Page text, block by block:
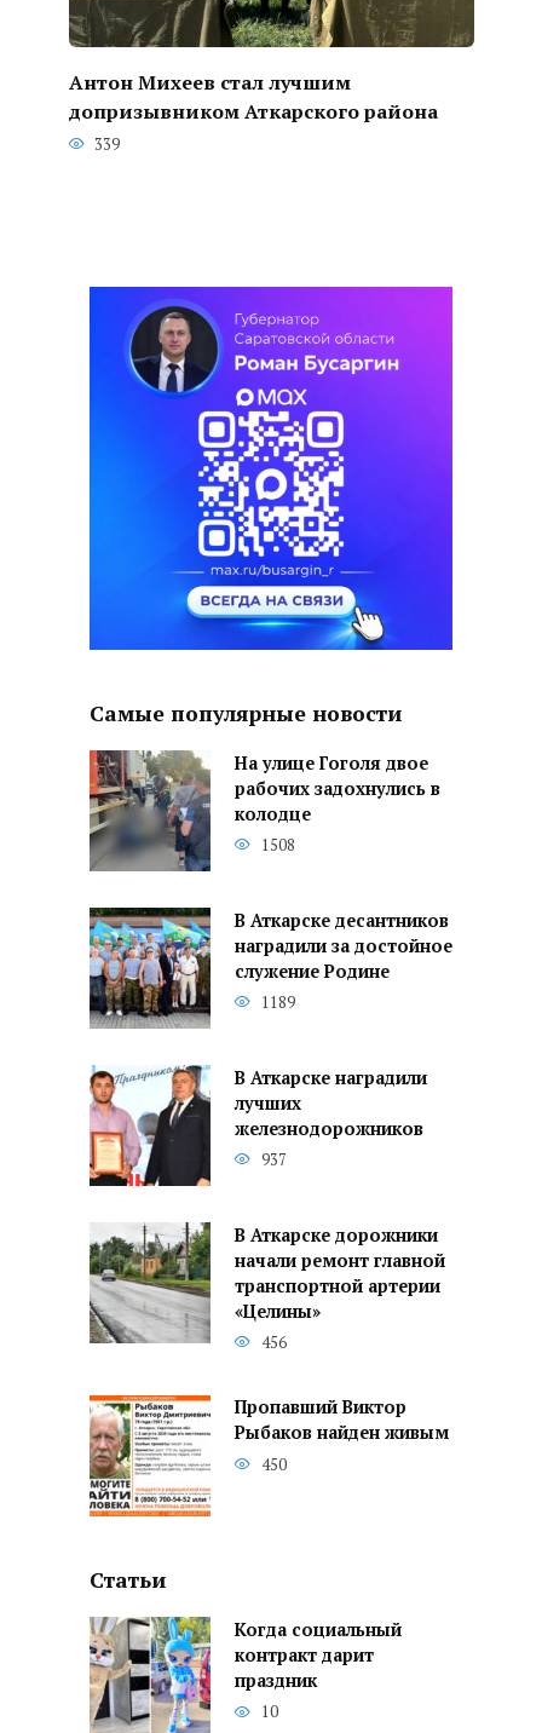
Антон Михеев стал лучшим
допризывником Аткарского района
339
Самые популярные новости
На улице Гоголя двое
рабочих задохнулись в
колодце
1508
В Аткарске десантников
наградили за достойное
служение Родине
1189
В Аткарске наградили
лучших
железнодорожников
937
В Аткарске дорожники
начали ремонт главной
транспортной артерии
«Целины»
456
Пропавший Виктор
Рыбаков найден живым
450
Статьи
Когда социальный
контракт дарит
праздник
10